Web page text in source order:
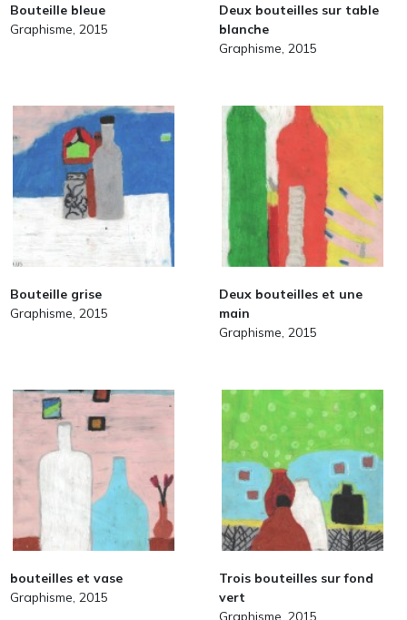
Bouteille bleue
Graphisme, 2015
Deux bouteilles sur table
blanche
Graphisme, 2015
Bouteille grise
Graphisme, 2015
Deux bouteilles et une
main
Graphisme, 2015
bouteilles et vase
Graphisme, 2015
Trois bouteilles sur fond
vert
Graphisme, 2015